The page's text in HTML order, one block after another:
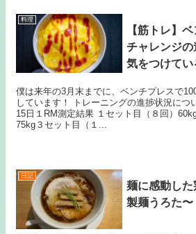
料理
【筋トレ】
チャレンジ
気をつけてい
僕は来年の3月末までに、ベンチプレスで
しています！ トレーニングの進捗状況につ
15日１RM測定結果 １セット目（８回）
75kg３セット目（１...
日記
麺に感動し
製麺うろた〜